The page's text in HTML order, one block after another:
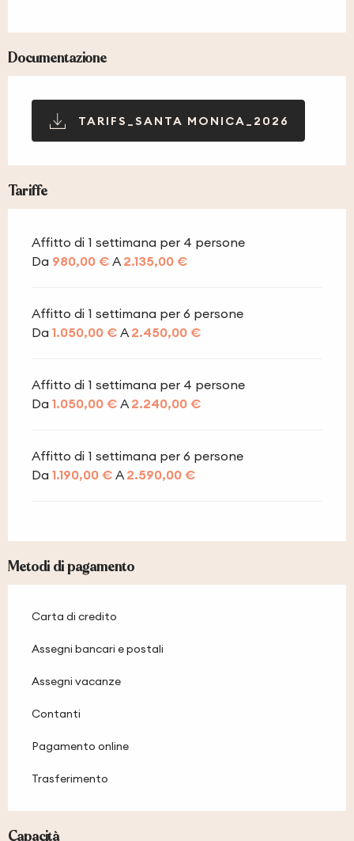
Documentazione
TARIFS_SANTA MONICA_2026
Tariffe
Affitto di 1 settimana per 4 persone
Da 980,00 € A2.135,00 €
Affitto di 1 settimana per 6 persone
Da 1.050,00 € A2.450,00 €
Affitto di 1 settimana per 4 persone
Da 1.050,00 € A2.240,00 €
Affitto di 1 settimana per 6 persone
Da 1.190,00 € A2.590,00 €
Metodi di pagamento
Carta di credito
Assegni bancari e postali
Assegni vacanze
Contanti
Pagamento online
Trasferimento
Capacità